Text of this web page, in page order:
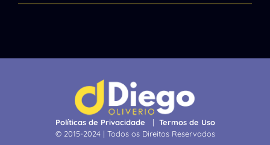
Políticas de Privacidade | Termos de Uso
© 2015-2024 | Todos os Direitos Reservados